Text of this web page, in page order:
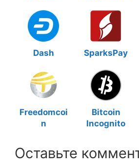
Dash SparksPay
Freedomcoi
n
Bitcoin
Incognito
Оставьте